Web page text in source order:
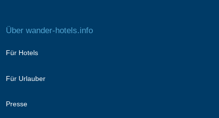
Über wander-hotels.info
Für Hotels
Für Urlauber
Presse